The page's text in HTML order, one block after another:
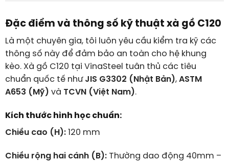
Đặc điểm và thông số kỹ thuật xà gồ C120
Là một chuyên gia, tôi luôn yêu cầu kiểm tra kỹ các
thông số này để đảm bảo an toàn cho hệ khung
kèo. Xà gồ C120 tại VinaSteel tuân thủ các tiêu
chuẩn quốc tế như JIS G3302 (Nhật Bản), ASTM
A653 (Mỹ) và TCVN (Việt Nam).
Kích thước hình học chuẩn:
Chiều cao (H):120 mm
Chiều rộng hai cánh (B):Thường dao động 40mm –